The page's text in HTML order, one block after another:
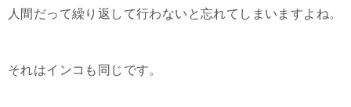
人間だって繰り返して行わないと忘れてしまいますよね。
それはインコも同じです。